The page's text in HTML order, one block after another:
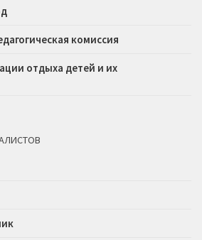
комиссия
отдыха детей и их